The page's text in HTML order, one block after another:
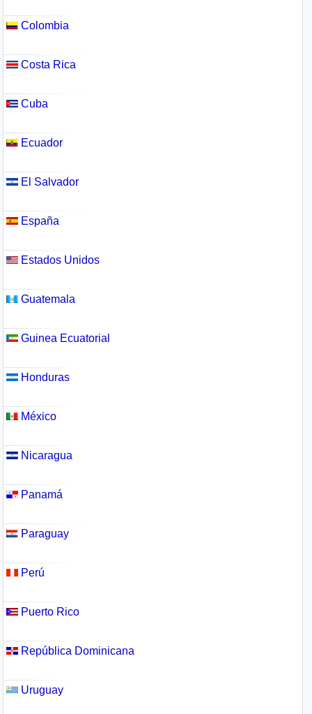
Colombia
Costa Rica
Cuba
Ecuador
El Salvador
España
Estados Unidos
Guatemala
Guinea Ecuatorial
Honduras
México
Nicaragua
Panamá
Paraguay
Perú
Puerto Rico
República Dominicana
Uruguay